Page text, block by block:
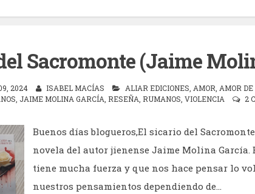
Sacromonte (Jaime
2024 ISABEL MACÍAS ALIAR EDICIONES, AMOR, AMOR
, JAIME MOLINA GARCÍA, RESEÑA, RUMANOS, VIOLENCIA 2
Buenos días blogueros,El sicario del
novela del autor jienense Jaime Molina García.
tiene mucha fuerza y que nos hace pensar lo
nuestros pensamientos dependiendo de...